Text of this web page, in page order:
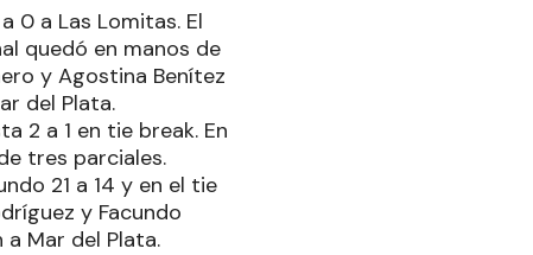
0 a Las Lomitas. El
quedó en manos de
y Agostina Benítez
del Plata.
2 a 1 en tie break. En
tres parciales.
21 a 14 y en el tie
y Facundo
Mar del Plata.